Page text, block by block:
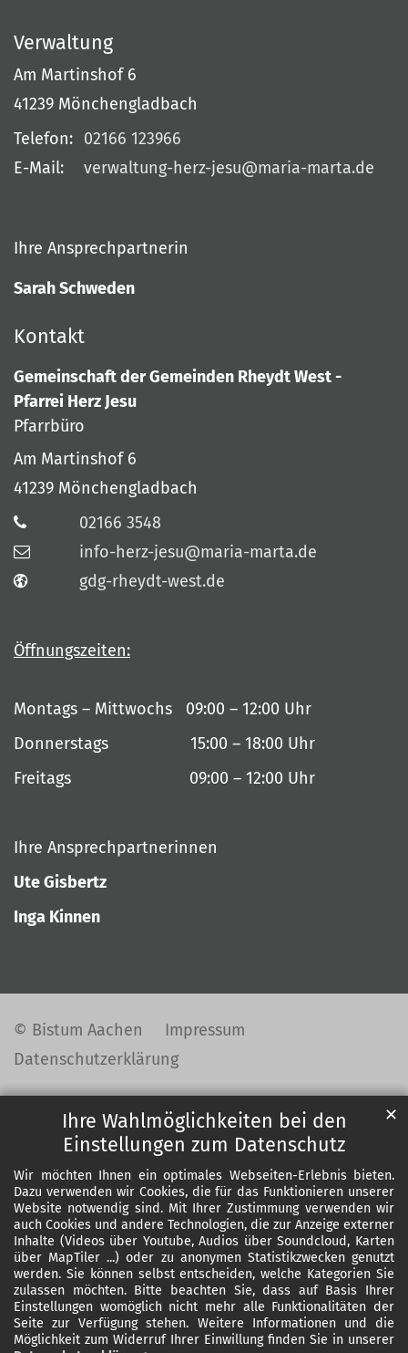
Ihre Wahlmöglichkeiten bei den
Einstellungen zum Datenschutz
Wir möchten Ihnen ein optimales Webseiten-Erlebnis bieten.
Dazu verwenden wir Cookies, die für das Funktionieren unserer
Website notwendig sind. Mit Ihrer Zustimmung verwenden wir
auch Cookies und andere Technologien, die zur Anzeige externer
Inhalte (Videos über Youtube, Audios über Soundcloud, Karten
über MapTiler ...) oder zu anonymen Statistikzwecken genutzt
werden. Sie können selbst entscheiden, welche Kategorien Sie
zulassen möchten. Bitte beachten Sie, dass auf Basis Ihrer
Einstellungen womöglich nicht mehr alle Funktionalitäten der
Seite zur Verfügung stehen. Weitere Informationen und die
Möglichkeit zum Widerruf Ihrer Einwillung finden Sie in unserer
✕
Verwaltung
Am Martinshof 6
41239 Mönchengladbach
Telefon: 02166 123966
E-Mail:
verwaltung-herz-jesu@maria-marta.de
Ihre Ansprechpartnerin
Sarah Schweden
Kontakt
Gemeinschaft der Gemeinden Rheydt West -
Pfarrei Herz Jesu
Pfarrbüro
Am Martinshof 6
41239 Mönchengladbach
02166 3548
info-herz-jesu@maria-marta.de
gdg-rheydt-west.de
Öffnungszeiten:
Montags – Mittwochs 09:00 – 12:00 Uhr
Donnerstags 15:00 – 18:00 Uhr
Freitags 09:00 – 12:00 Uhr
Ihre Ansprechpartnerinnen
Ute Gisbertz
Inga Kinnen
© Bistum Aachen
Impressum
Datenschutzerklärung